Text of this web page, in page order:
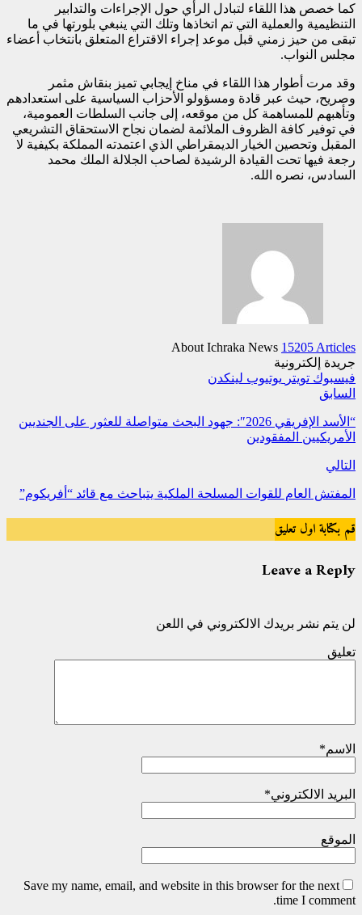
كما خصص هذا اللقاء لتبادل الرأي حول الإجراءات والتدابير
التنظيمية والعملية التي تم اتخاذها وتلك التي ينبغي بلورتها في ما
تبقى من حيز زمني قبل موعد إجراء الاقتراع المتعلق بانتخاب أعضاء
مجلس النواب.
وقد مرت أطوار هذا اللقاء في مناخ إيجابي تميز بنقاش مثمر
وصريح، حيث عبر قادة ومسؤولو الأحزاب السياسية على استعدادهم
وتأهبهم للمساهمة كل من موقعه، إلى جانب السلطات العمومية،
في توفير كافة الظروف الملائمة لضمان نجاح الاستحقاق التشريعي
المقبل وتحصين الخيار الديمقراطي الذي اعتمدته المملكة بكيفية لا
رجعة فيها تحت القيادة الرشيدة لصاحب الجلالة الملك محمد
السادس، نصره الله.
About Ichraka News 15205 Articles
جريدة إلكترونية
فيسبوك تويتر يوتيوب لينكدن
السابق
“الأسد الإفريقي 2026″: جهود البحث متواصلة للعثور على الجنديين
الأمريكيين المفقودين
التالي
المفتش العام للقوات المسلحة الملكية يتباحث مع قائد “أفريكوم”
قم بكتابة اول تعليق
Leave a Reply
لن يتم نشر بريدك الالكتروني في اللعن
تعليق
الاسم*
البريد الالكتروني*
الموقع
Save my name, email, and website in this browser for the next
time I comment.